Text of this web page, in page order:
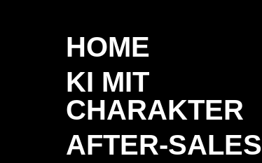
HOME
KI MIT
CHARAKTER
AFTER-SALES